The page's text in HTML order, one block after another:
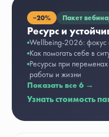
−20% Пакет
Ресурс и
Wellbeing-2026: фокус
Как помогать себе в
Ресурсы при переменах
работы и жизни
Показать все 6 →
Узнать стоимость